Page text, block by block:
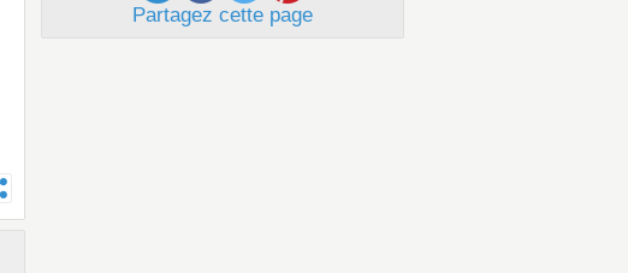
Partagez cette page